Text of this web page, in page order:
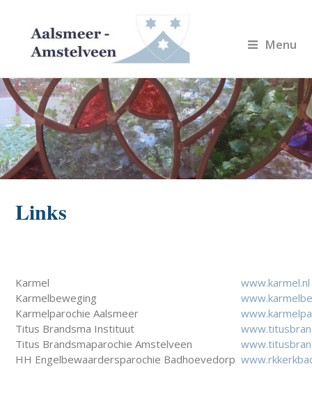
Menu
Links
Karmel
www.karmel.nl
Karmelbeweging
Karmelparochie Aalsmeer
Titus Brandsma Instituut
Titus Brandsmaparochie Amstelveen
HH Engelbewaardersparochie Badhoevedorp